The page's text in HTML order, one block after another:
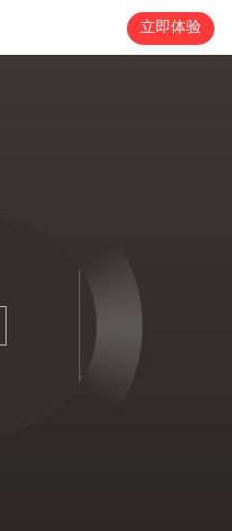
立即体验